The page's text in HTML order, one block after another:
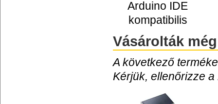
Arduino IDE
kompatibilis
Vásárolták még
A következő
Kérjük, ellenőrizze